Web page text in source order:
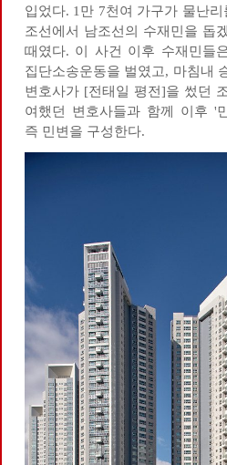
입었다. 1만 7천여 가구가 물난
조선에서 남조선의 수재민을 돕
때였다. 이 사건 이후 수재민들
집단소송운동을 벌였고, 마침내
변호사가 [전태일 평전]을 썼던
여했던 변호사들과 함께 이후 '
즉 민변을 구성한다.